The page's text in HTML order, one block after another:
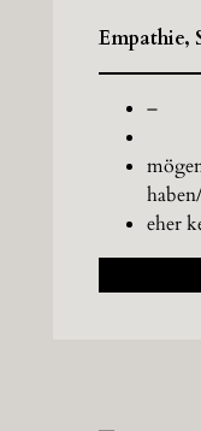
Empathie,
–
eher